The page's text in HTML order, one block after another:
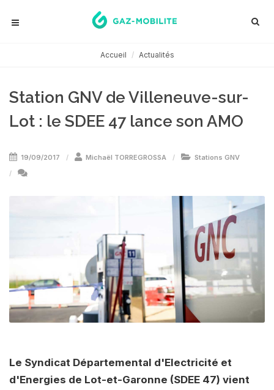
Accueil Actualités
Station GNV de Villeneuve-sur-
Lot : le SDEE 47 lance son AMO
19/09/2017 Michaël TORREGROSSA Stations GNV
Le Syndicat Départemental d'Electricité et
d'Energies de Lot-et-Garonne (SDEE 47) vient